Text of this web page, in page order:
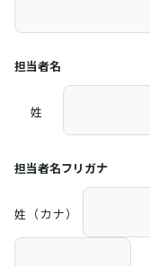
担当者名
姓
担当者名フリガナ
姓（カナ）